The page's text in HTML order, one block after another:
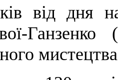
від дня
Ганзенко